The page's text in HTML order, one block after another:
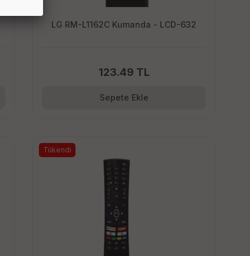
LG RM-L1162C Kumanda - LCD-632
123.49 TL
Sepete Ekle
Tükendi